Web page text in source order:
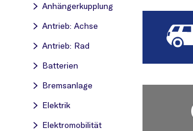
Anhängerkupplung
Antrieb: Achse
Antrieb: Rad
Batterien
Bremsanlage
Elektrik
Elektromobilität